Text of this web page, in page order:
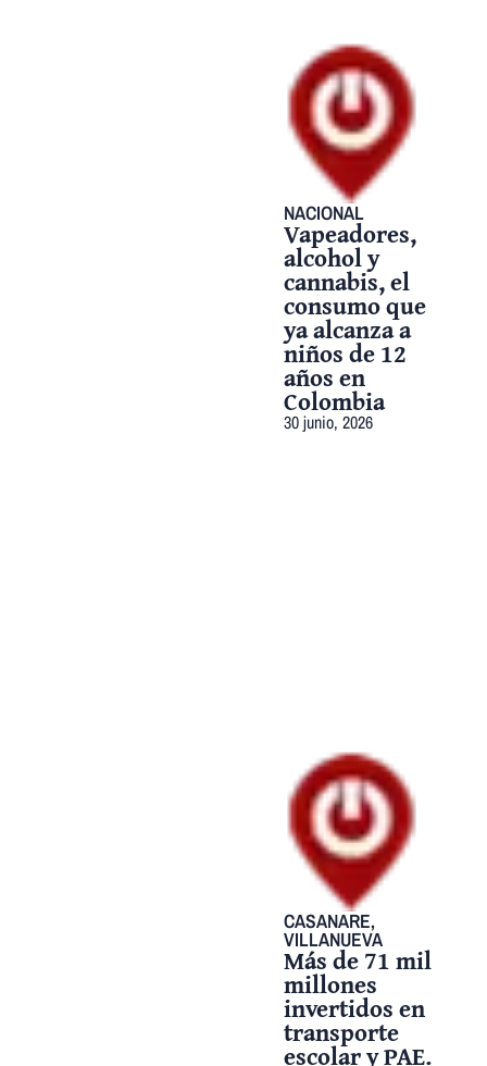
NACIONAL
Vapeadores,
alcohol y
cannabis, el
consumo que
ya alcanza a
niños de 12
años en
Colombia
30 junio, 2026
CASANARE,
VILLANUEVA
Más de 71 mil
millones
invertidos en
transporte
escolar y PAE.